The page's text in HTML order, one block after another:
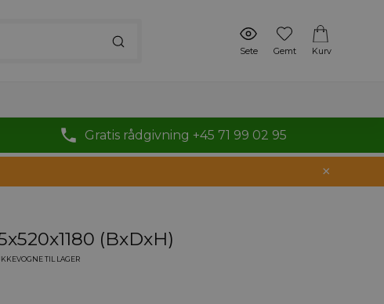
Sete Gemt Kurv
Gratis rådgivning +45 71 99 02 95
(BxDxH)
TIL LAGER